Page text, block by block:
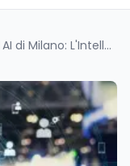
Il Festival AI di Milano: L'Intelligenza Artificiale Trasforma le Imprese e il Futuro del Business